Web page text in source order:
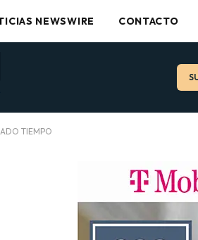
NEWSWIRE CONTACTO
TIEMPO